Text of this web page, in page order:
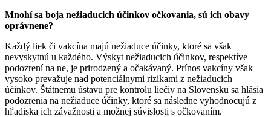
Mnohí sa boja nežiaducich účinkov očkovania, sú ich obavy
oprávnene?
Každý liek či vakcína majú nežiaduce účinky, ktoré sa však
nevyskytnú u každého. Výskyt nežiaducich účinkov, respektíve
podozrení na ne, je prirodzený a očakávaný. Prínos vakcíny však
vysoko prevažuje nad potenciálnymi rizikami z nežiaducich
účinkov. Štátnemu ústavu pre kontrolu liečiv na Slovensku sa hlásia
podozrenia na nežiaduce účinky, ktoré sa následne vyhodnocujú z
hľadiska ich závažnosti a možnej súvislosti s očkovaním.